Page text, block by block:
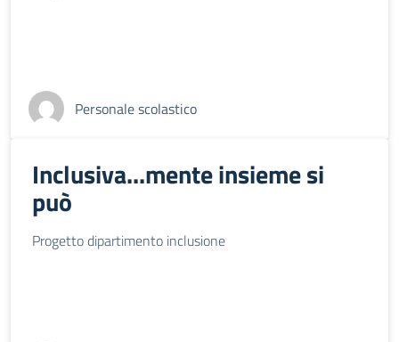
Personale scolastico
Inclusiva...mente insieme si
può
Progetto dipartimento inclusione